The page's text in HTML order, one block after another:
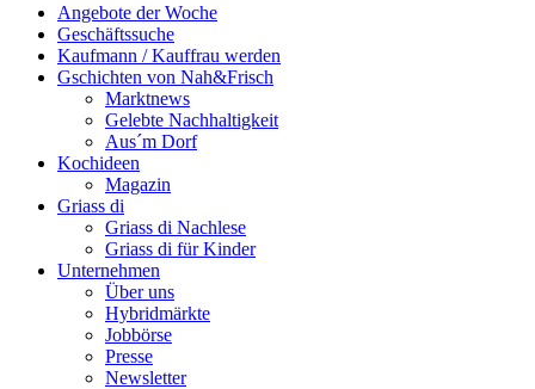
Angebote der Woche
Geschäftssuche
Kaufmann / Kauffrau werden
Gschichten von Nah&Frisch
Marktnews
Gelebte Nachhaltigkeit
Aus´m Dorf
Kochideen
Magazin
Griass di
Griass di Nachlese
Griass di für Kinder
Unternehmen
Über uns
Hybridmärkte
Jobbörse
Presse
Newsletter